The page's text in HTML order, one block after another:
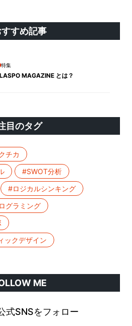
すすめ記事
特集
MAGAZINE とは？
目のタグ
チカ
#SWOT分析
#ロジカルシンキング
グラミング
ックデザイン
ME
式SNSをフォロー